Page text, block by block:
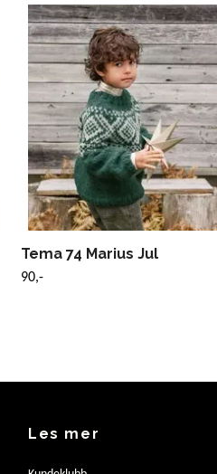
Tema 74 Marius Jul
90,-
Les mer